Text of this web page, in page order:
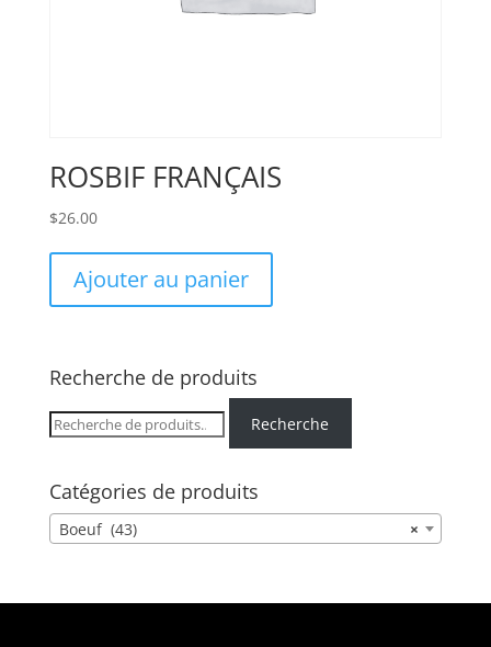
ROSBIF FRANÇAIS
$26.00
Ajouter au panier
Recherche de produits
Recherche
pour :
Recherche
Catégories de produits
×
Boeuf (43)